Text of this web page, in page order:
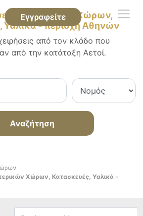
Εγγραφείτε
Εσωτερικών Χώρων,
Υαλικά - περιοχή Αθηνών
από τον κλάδο που
από την κατάταξη Αετοί.
Αναζήτηση
Χώρων, Κατασκευές, Υαλικά -